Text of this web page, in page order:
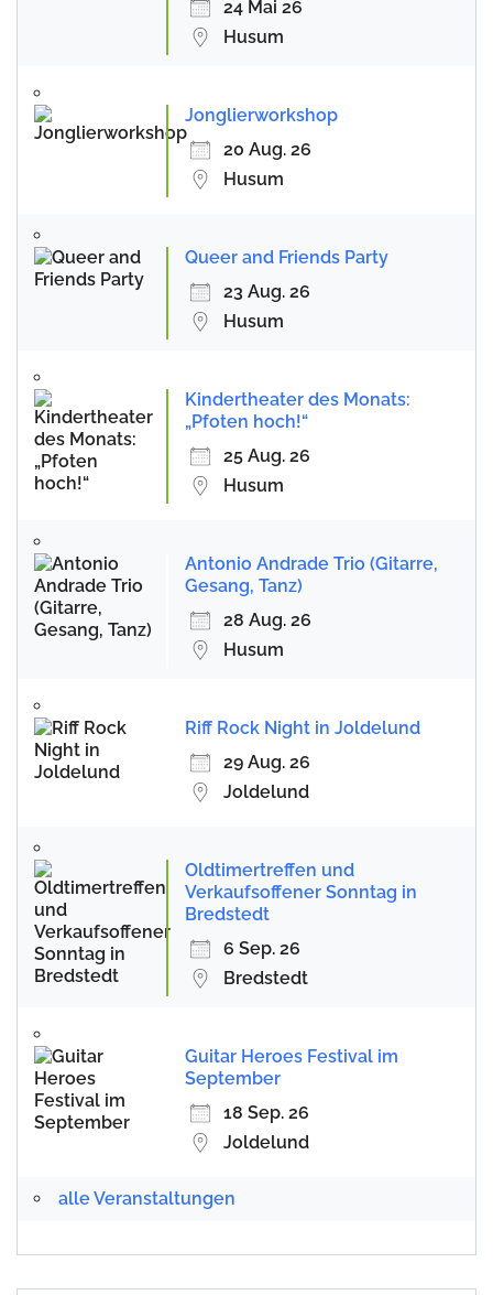
24 Mai 26
Husum
Jonglierworkshop
20 Aug. 26
Husum
Queer and Friends Party
23 Aug. 26
Husum
Kindertheater des Monats:
„Pfoten hoch!“
25 Aug. 26
Husum
Antonio Andrade Trio (Gitarre,
Gesang, Tanz)
28 Aug. 26
Husum
Riff Rock Night in Joldelund
29 Aug. 26
Joldelund
Oldtimertreffen und
Verkaufsoffener Sonntag in
Bredstedt
6 Sep. 26
Bredstedt
Guitar Heroes Festival im
September
18 Sep. 26
Joldelund
alle Veranstaltungen